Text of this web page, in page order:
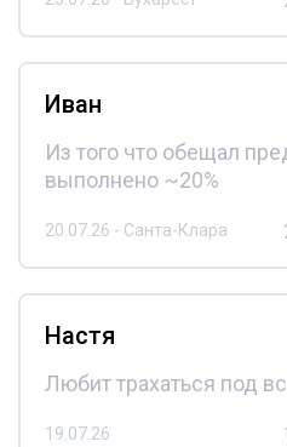
Иван
Из того что обещал
выполнено ~20%
20.07.26 - Санта-Клара
Настя
Любит трахаться под
19.07.26